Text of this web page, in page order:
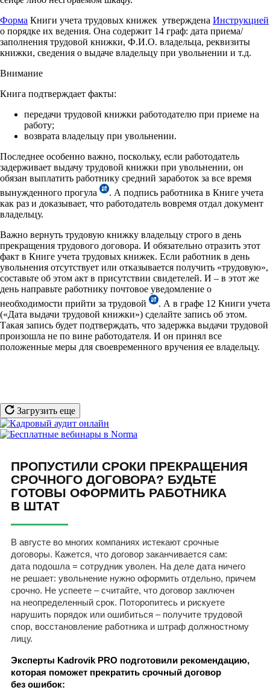
Форма Книги учета трудовых книжек утверждена Инструкцией
о порядке их ведения. Она содержит 14 граф: дата приема/
заполнения трудовой книжки, Ф.И.О. владельца, реквизиты
книжки, сведения о выдаче владельцу при увольнении и т.д.
Внимание
Книга подтверждает факты:
передачи трудовой книжки работодателю при приеме на
работу;
возврата владельцу при увольнении.
Последнее особенно важно, поскольку, если работодатель
задерживает выдачу трудовой книжки при увольнении, он
обязан выплатить работнику средний заработок за все время
вынужденного прогула
. А подпись работника в Книге учета
как раз и доказывает, что работодатель вовремя отдал документ
владельцу.
Важно вернуть трудовую книжку владельцу строго в день
прекращения трудового договора. И обязательно отразить этот
факт в Книге учета трудовых книжек. Если работник в день
увольнения отсутствует или отказывается получить «трудовую»,
составьте об этом акт в присутствии свидетелей. И – в этот же
день направьте работнику почтовое уведомление о
необходимости прийти за трудовой
. А в графе 12 Книги учета
(«Дата выдачи трудовой книжки») сделайте запись об этом.
Такая запись будет подтверждать, что задержка выдачи трудовой
произошла не по вине работодателя. И он принял все
положенные меры для своевременного вручения ее владельцу.
Загрузить еще
ПРОПУСТИЛИ СРОКИ ПРЕКРАЩЕНИЯ
СРОЧНОГО ДОГОВОРА? БУДЬТЕ
ГОТОВЫ ОФОРМИТЬ РАБОТНИКА
В ШТАТ
В августе во многих компаниях истекают срочные
договоры. Кажется, что договор заканчивается сам:
дата подошла = сотрудник уволен. На деле дата ничего
не решает: увольнение нужно оформить отдельно, причем
срочно. Не успеете – считайте, что договор заключен
на неопределенный срок. Поторопитесь и рискуете
нарушить порядок или ошибиться – получите трудовой
спор, восстановление работника и штраф должностному
лицу.
Эксперты Kadrovik PRO подготовили рекомендацию,
которая поможет прекратить срочный договор
без ошибок: